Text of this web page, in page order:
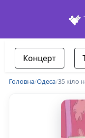
Концерт
Головна/Одеса/35 кіло